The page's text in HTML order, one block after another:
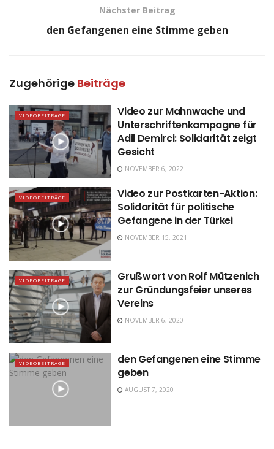
Nächster Beitrag
den Gefangenen eine Stimme geben
Zugehörige Beiträge
VIDEOBEITRÄGE
Video zur Mahnwache und
Unterschriftenkampagne für
Adil Demirci: Solidarität zeigt
Gesicht
NOVEMBER 6, 2022
VIDEOBEITRÄGE
Video zur Postkarten-Aktion:
Solidarität für politische
Gefangene in der Türkei
NOVEMBER 15, 2021
VIDEOBEITRÄGE
Grußwort von Rolf Mützenich
zur Gründungsfeier unseres
Vereins
NOVEMBER 6, 2020
VIDEOBEITRÄGE
den Gefangenen eine Stimme
geben
AUGUST 7, 2020